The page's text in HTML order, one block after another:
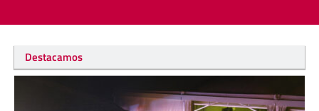
Destacamos